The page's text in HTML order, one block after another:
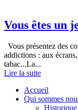
Vous êtes un
Vous présentez des
addictions : aux
tabac...La...
Lire la suite
Accueil
Qui sommes
Historique